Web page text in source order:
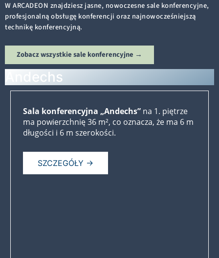
W ARCADEON znajdziesz jasne, nowoczesne sale konferencyjne,
profesjonalną obsługę konferencji oraz najnowocześniejszą
technikę konferencyjną.
Zobacz wszystkie sale konferencyjne →
Andechs
Sala konferencyjna „Andechs”na 1. piętrze
ma powierzchnię 36 m², co oznacza, że ma 6 m
długości i 6 m szerokości.
SZCZEGÓŁY →